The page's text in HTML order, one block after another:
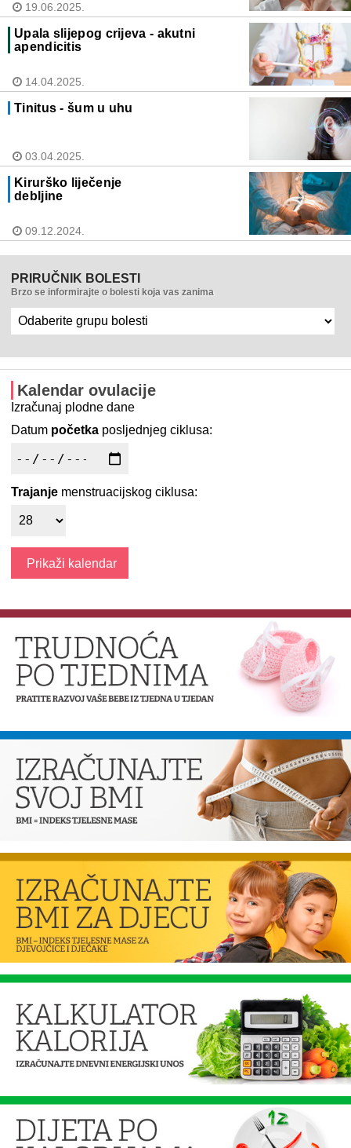
19.06.2025.
Upala slijepog crijeva - akutni
apendicitis
14.04.2025.
Tinitus - šum u uhu
03.04.2025.
Kirurško liječenje
debljine
09.12.2024.
PRIRUČNIK BOLESTI
Brzo se informirajte o bolesti koja vas zanima
Kalendar ovulacije
Izračunaj plodne dane
Datum početka posljednjeg ciklusa:
Trajanje menstruacijskog ciklusa: